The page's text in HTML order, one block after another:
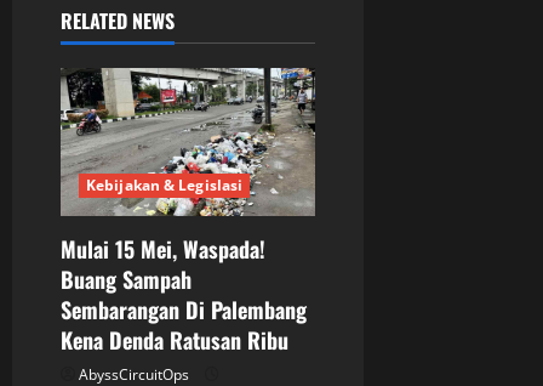
i
g
a
t
i
o
n
RELATED NEWS
Kebijakan & Legislasi
Mulai 15 Mei, Waspada!
Buang Sampah
Sembarangan Di Palembang
Kena Denda Ratusan Ribu
AbyssCircuitOps